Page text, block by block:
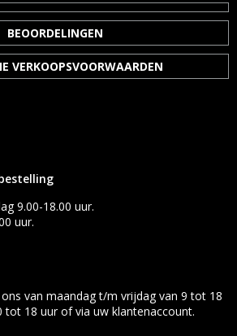
9.00-18.00 uur.
uur.
van maandag t/m vrijdag van 9 tot 18
tot 18 uur of via uw klantenaccount.
BEOORDELINGEN
VERKOOPSVOORWAARDEN